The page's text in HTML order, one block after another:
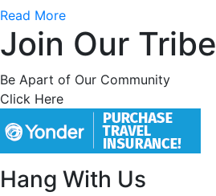
Read More
Join Our Tribe
Be Apart of Our Community
Click Here
Hang With Us